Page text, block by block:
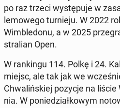
po raz trzeci wy­stę­pu­je w
le­mo­we­go tur­nie­ju. W 2022
Wim­ble­do­nu, a w 2025
stra­lian Open.
W ran­kin­gu 114. Polkę i 24.
miejsc, ale tak jak we
Chwa­liń­skiej pozycje na liście
nia. W po­nie­dział­ko­wym